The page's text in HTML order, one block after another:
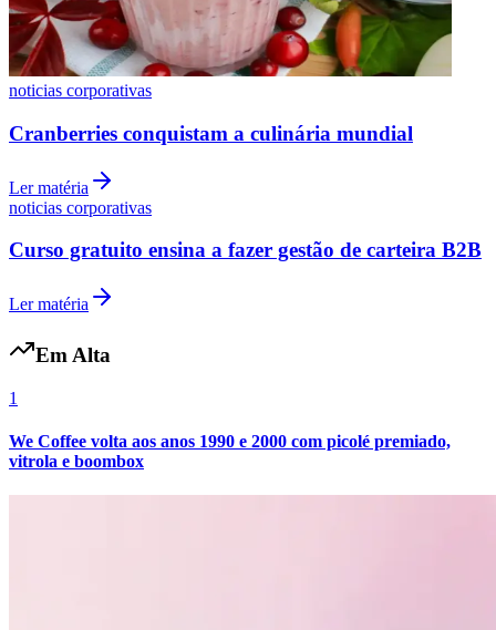
noticias corporativas
Cranberries conquistam a culinária mundial
Ler matéria
noticias corporativas
Curso gratuito ensina a fazer gestão de carteira B2B
Ler matéria
Em Alta
1
We Coffee volta aos anos 1990 e 2000 com picolé premiado,
vitrola e boombox